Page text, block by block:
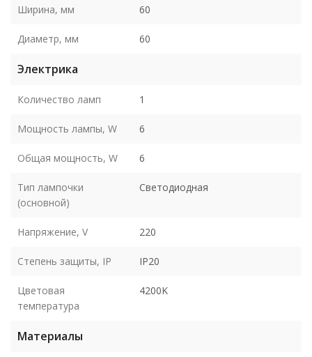
Ширина, мм 60
Диаметр, мм 60
Электрика
Количество ламп 1
Мощность лампы, W 6
Общая мощность, W 6
Тип лампочки
(основной)
Светодиодная
Напряжение, V 220
Степень защиты, IP IP20
Цветовая
температура
4200K
Материалы